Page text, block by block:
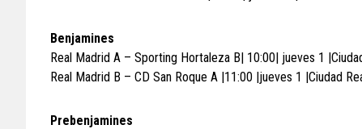
Benjamines
Real Madrid A – Sporting Hortaleza B| 10:00| jueves 1
Real Madrid B – CD San Roque A |11:00 |jueves 1 |Ciudad
Prebenjamines